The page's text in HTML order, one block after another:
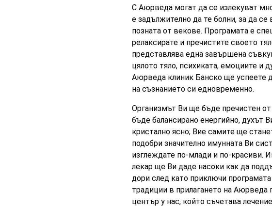
С Аюрведа могат да се излекуват
е задължително да те болни, за да
позната от векове. Програмата е
релаксирате и пречистите своето
представлява една завършена
цялото тяло, психиката, емоциите и
Аюрведа клиник Банско ще успеете
на съзнанието си едновременно.
Организмът Ви ще бъде пречистен
бъде балансирано енергийно, духът
кристално ясно; Вие самите ще
подобри значително имунната Ви
изглеждате по-млади и по-красиви.
лекар ще Ви даде насоки как да
дори след като приключи
традиции в прилагането на
център у нас, който съчетава